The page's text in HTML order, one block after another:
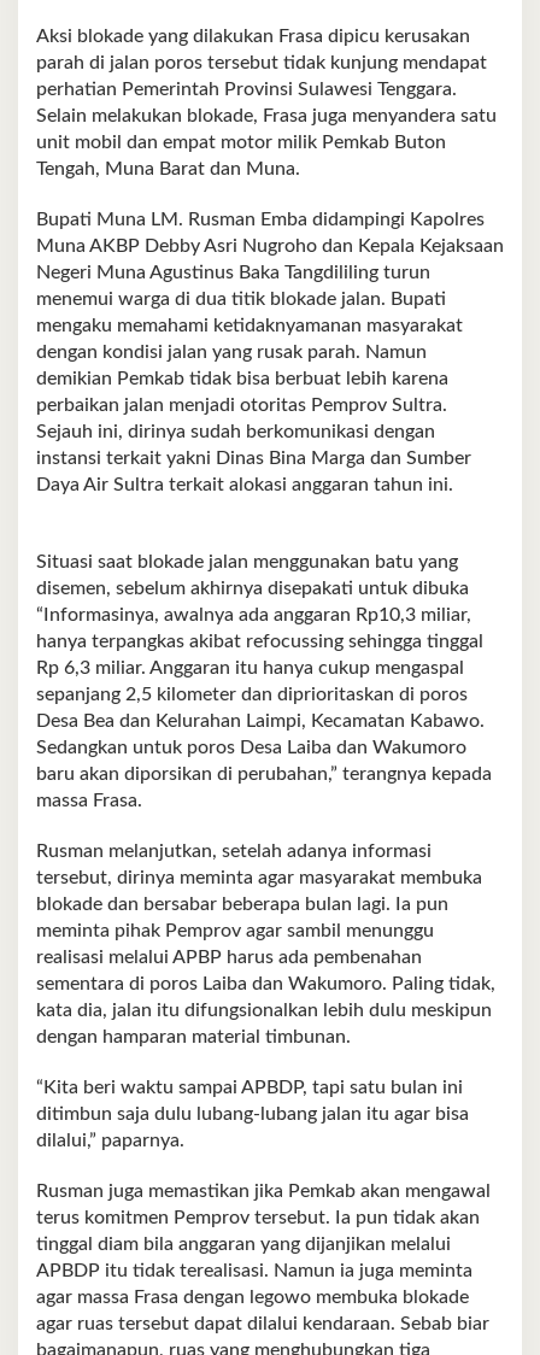
Aksi blokade yang dilakukan Frasa dipicu kerusakan
parah di jalan poros tersebut tidak kunjung mendapat
perhatian Pemerintah Provinsi Sulawesi Tenggara.
Selain melakukan blokade, Frasa juga menyandera satu
unit mobil dan empat motor milik Pemkab Buton
Tengah, Muna Barat dan Muna.
Bupati Muna LM. Rusman Emba didampingi Kapolres
Muna AKBP Debby Asri Nugroho dan Kepala Kejaksaan
Negeri Muna Agustinus Baka Tangdililing turun
menemui warga di dua titik blokade jalan. Bupati
mengaku memahami ketidaknyamanan masyarakat
dengan kondisi jalan yang rusak parah. Namun
demikian Pemkab tidak bisa berbuat lebih karena
perbaikan jalan menjadi otoritas Pemprov Sultra.
Sejauh ini, dirinya sudah berkomunikasi dengan
instansi terkait yakni Dinas Bina Marga dan Sumber
Daya Air Sultra terkait alokasi anggaran tahun ini.
Situasi saat blokade jalan menggunakan batu yang
disemen, sebelum akhirnya disepakati untuk dibuka
“Informasinya, awalnya ada anggaran Rp10,3 miliar,
hanya terpangkas akibat refocussing sehingga tinggal
Rp 6,3 miliar. Anggaran itu hanya cukup mengaspal
sepanjang 2,5 kilometer dan diprioritaskan di poros
Desa Bea dan Kelurahan Laimpi, Kecamatan Kabawo.
Sedangkan untuk poros Desa Laiba dan Wakumoro
baru akan diporsikan di perubahan,” terangnya kepada
massa Frasa.
Rusman melanjutkan, setelah adanya informasi
tersebut, dirinya meminta agar masyarakat membuka
blokade dan bersabar beberapa bulan lagi. Ia pun
meminta pihak Pemprov agar sambil menunggu
realisasi melalui APBP harus ada pembenahan
sementara di poros Laiba dan Wakumoro. Paling tidak,
kata dia, jalan itu difungsionalkan lebih dulu meskipun
dengan hamparan material timbunan.
“Kita beri waktu sampai APBDP, tapi satu bulan ini
ditimbun saja dulu lubang-lubang jalan itu agar bisa
dilalui,” paparnya.
Rusman juga memastikan jika Pemkab akan mengawal
terus komitmen Pemprov tersebut. Ia pun tidak akan
tinggal diam bila anggaran yang dijanjikan melalui
APBDP itu tidak terealisasi. Namun ia juga meminta
agar massa Frasa dengan legowo membuka blokade
agar ruas tersebut dapat dilalui kendaraan. Sebab biar
bagaimanapun, ruas yang menghubungkan tiga